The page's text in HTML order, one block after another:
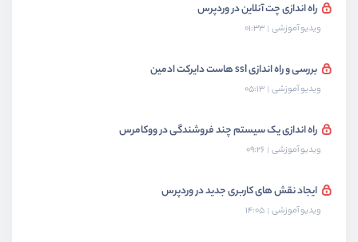
راه اندازی چت آنلاین در وردپرس
ویدیو آموزشی 01:33
بررسی و راه اندازی ssl هاست دایرکت ادمین
ویدیو آموزشی 05:13
راه اندازی یک سیستم چند فروشندگی در ووکامرس
ویدیو آموزشی 09:26
ایجاد نقش های کاربری جدید در وردپرس
ویدیو آموزشی 14:05